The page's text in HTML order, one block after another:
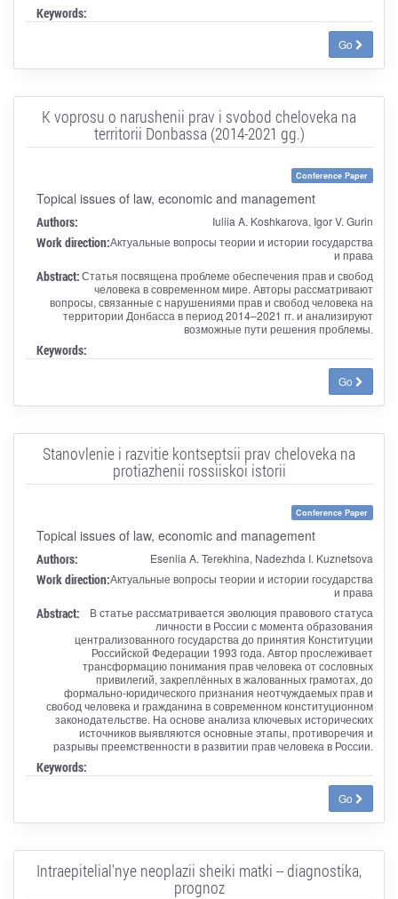
Keywords:
Go
K voprosu o narushenii prav i svobod cheloveka na
territorii Donbassa (2014-2021 gg.)
Conference Paper
Topical issues of law, economic and management
Authors: Iuliia A. Koshkarova, Igor V. Gurin
Work direction:Актуальные вопросы теории и истории государства
и права
Abstract:Статья посвящена проблеме обеспечения прав и свобод
человека в современном мире. Авторы рассматривают
вопросы, связанные с нарушениями прав и свобод человека на
территории Донбасса в период 2014–2021 гг. и анализируют
возможные пути решения проблемы.
Keywords:
Go
Stanovlenie i razvitie kontseptsii prav cheloveka na
protiazhenii rossiiskoi istorii
Conference Paper
Topical issues of law, economic and management
Authors: Eseniia A. Terekhina, Nadezhda I. Kuznetsova
Work direction:Актуальные вопросы теории и истории государства
и права
Abstract:
В статье рассматривается эволюция правового статуса
личности в России с момента образования
централизованного государства до принятия Конституции
Российской Федерации 1993 года. Автор прослеживает
трансформацию понимания прав человека от сословных
привилегий, закреплённых в жалованных грамотах, до
формально-юридического признания неотчуждаемых прав и
свобод человека и гражданина в современном конституционном
законодательстве. На основе анализа ключевых исторических
источников выявляются основные этапы, противоречия и
разрывы преемственности в развитии прав человека в России.
Keywords:
Go
Intraepitelial'nye neoplazii sheiki matki -- diagnostika,
prognoz